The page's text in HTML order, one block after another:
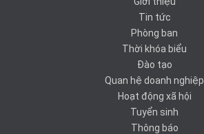
Tin tức
Phòng ban
Thời khóa biểu
Đào tạo
Quan hệ doanh nghiệp
Hoạt động xã hội
Tuyển sinh
Thông báo